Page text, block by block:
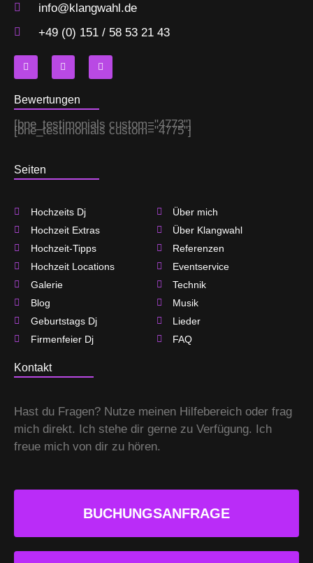
info@klangwahl.de
+49 (0) 151 / 58 53 21 43
a
c
b
o
k
n
s
a
g
r
a
m
w
i
Bewertungen
[bne_testimonials custom="4773"]
[bne_testimonials custom="4775"]
Seiten
Hochzeits Dj
Hochzeit Extras
Hochzeit-Tipps
Hochzeit Locations
Galerie
Blog
Geburtstags Dj
Firmenfeier Dj
Über mich
Über Klangwahl
Referenzen
Eventservice
Technik
Musik
Lieder
FAQ
Kontakt
Hast du Fragen? Nutze meinen Hilfebereich oder frag
mich direkt. Ich stehe dir gerne zu Verfügung. Ich
freue mich von dir zu hören.
BUCHUNGSANFRAGE